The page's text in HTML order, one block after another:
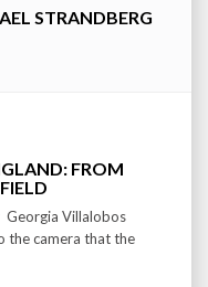
STRANDBERG
FROM
Georgia Villalobos
the camera that the